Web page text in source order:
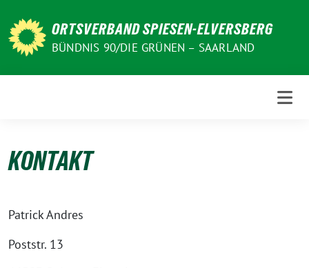
zum
Inhalt
ORTSVERBAND SPIESEN-ELVERSBERG
BÜNDNIS 90/DIE GRÜNEN – SAARLAND
KONTAKT
Patrick Andres
Poststr. 13